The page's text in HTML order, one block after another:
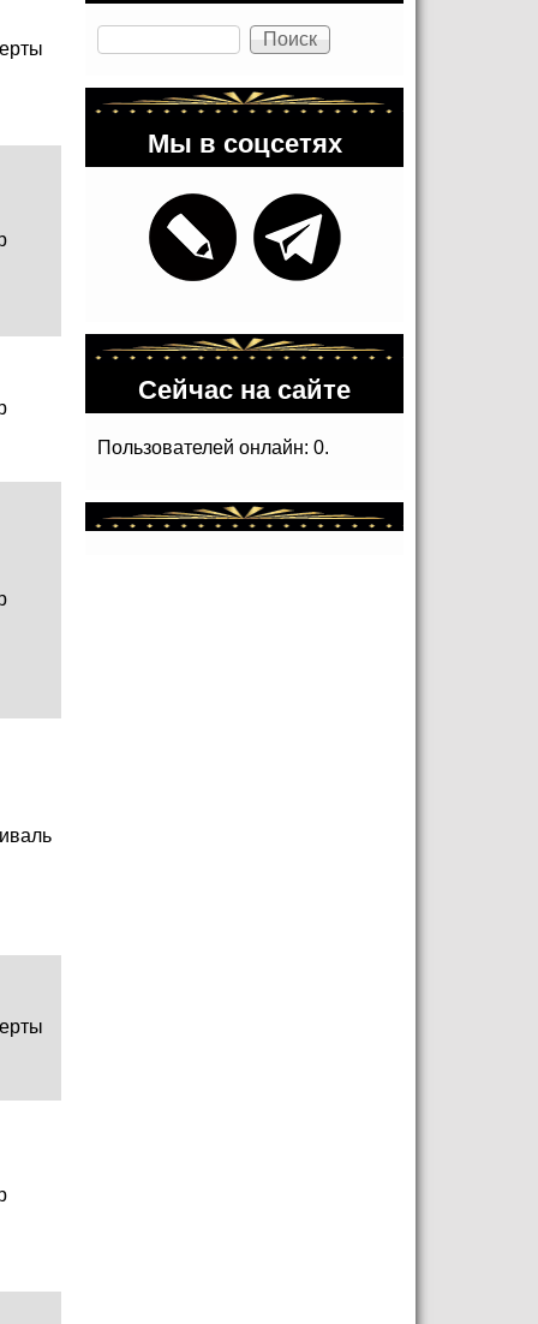
Поиск
Мы в соцсетях
Сейчас на сайте
Пользователей онлайн: 0.